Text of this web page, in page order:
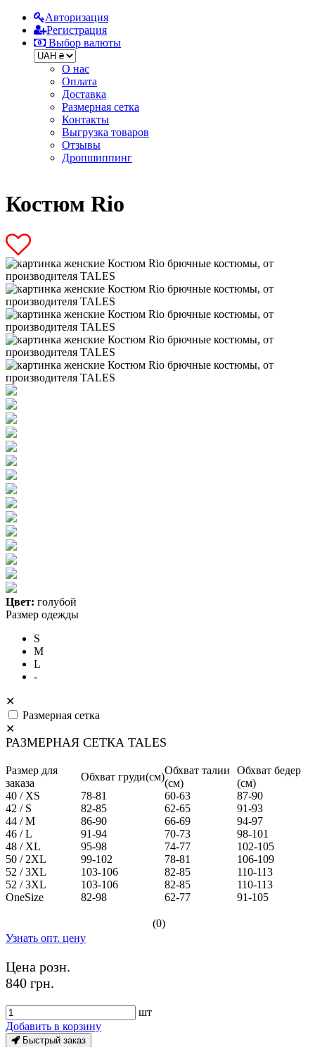
Авторизация
Регистрация
Выбор валюты
О нас
Оплата
Доставка
Размерная сетка
Контакты
Выгрузка товаров
Отзывы
Дропшиппинг
Костюм Rio
Цвет: голубой
Размер одежды
S
M
L
-
✕
Размерная сетка
✕
РАЗМЕРНАЯ СЕТКА TALES
Размер для
заказа
Обхват груди(см)
Обхват талии
(см)
Обхват бедер
(см)
40 / XS
78-81 60-63
87-90
42 / S
82-85 62-65
91-93
44 / M
86-90 66-69
94-97
46 / L
91-94 70-73
98-101
48 / XL
95-98 74-77
102-105
50 / 2XL
99-102 78-81
106-109
52 / 3XL
103-106 82-85
110-113
52 / 3XL
103-106 82-85
110-113
OneSize
82-98 62-77 91-105
(0)
Узнать опт. цену
Цена розн.
840 грн.
шт
Добавить в корзину
Быстрый заказ